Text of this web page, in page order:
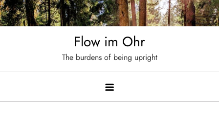
Skip
to
Flow im Ohr
The burdens of being upright